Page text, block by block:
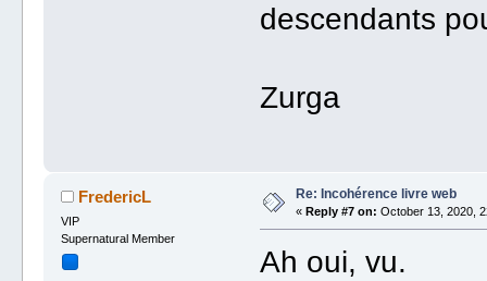
descendants
Zurga
FredericL
VIP
Supernatural Member
Re: Incohérence livre web
« Reply #7 on: October 13, 2020,
Ah oui, vu.